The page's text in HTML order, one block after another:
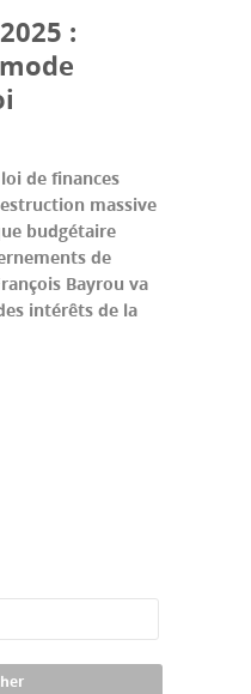
:
de finances
massive
budgétaire
de
Bayrou va
intérêts de la